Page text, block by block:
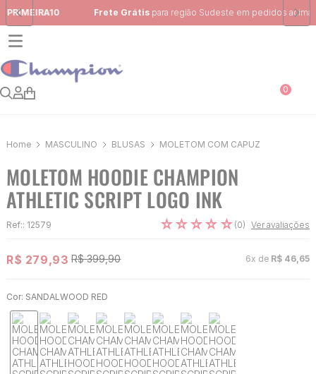
Frete Grátis para região Sudeste em pedidos acima de R$ 399,00
0
MASCULINO BLUSAS MOLETOM COM CAPUZ
MOLETOM HOODIE CHAMPION
ATHLETIC SCRIPT LOGO INK
Ref:: 12579 ☆☆☆☆ ☆ (0) Ver avaliações
R$ 279,93 R$ 399,90 6x de R$ 46 65
Cor: SANDALWOOD RED